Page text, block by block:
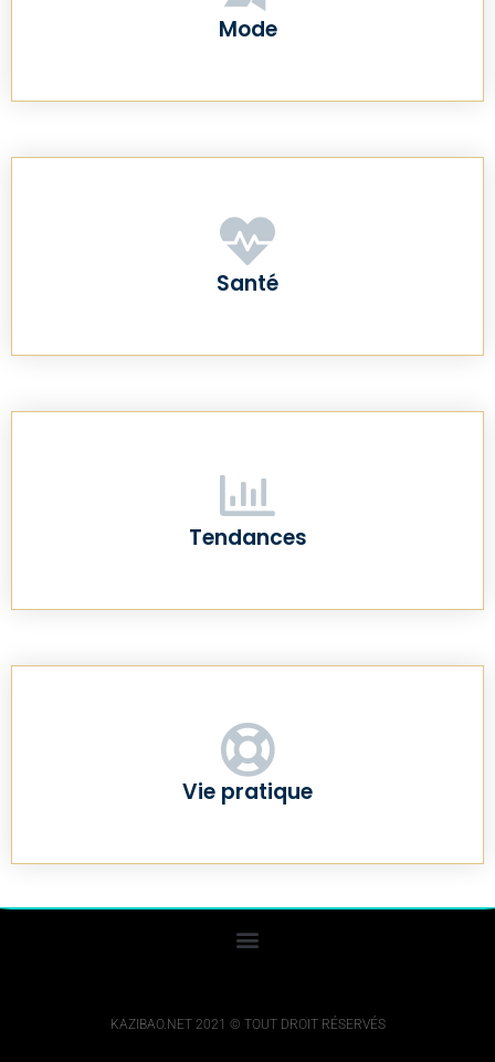
Mode
Santé
Tendances
Vie pratique
KAZIBAO.NET 2021 © TOUT DROIT RÉSERVÉS